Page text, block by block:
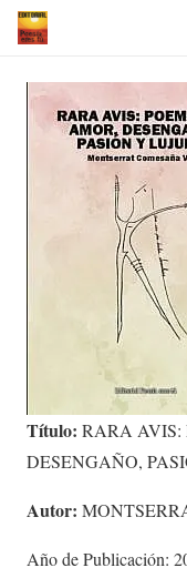
Título: RARA AVIS:
DESENGAÑO,
Autor:
Año de Publicación: